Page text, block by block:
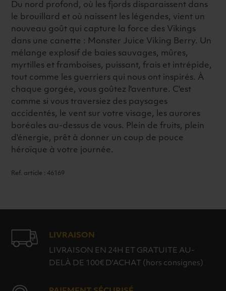
Du nord profond, où les fjords disparaissent dans
le brouillard et où naissent les légendes, vient un
nouveau goût qui capture la force des Vikings
dans une canette : Monster Juice Viking Berry. Un
mélange explosif de baies sauvages, mûres,
myrtilles et framboises, puissant, frais et intrépide,
tout comme les guerriers qui nous ont inspirés. À
chaque gorgée, vous goûtez l'aventure. C'est
comme si vous traversiez des paysages
accidentés, le vent sur votre visage, les aurores
boréales au-dessus de vous. Plein de fruits, plein
d'énergie, prêt à donner un coup de pouce
héroïque à votre journée.
Ref. article : 46169
LIVRAISON
LIVRAISON EN 24H ET GRATUITE AU-
DELÀ DE 100€ D'ACHAT (hors consignes)